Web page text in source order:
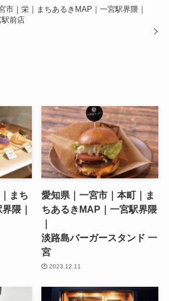
市｜栄｜まちあるきMAP｜一宮駅界隈｜
前店
まち
隈｜
愛知県｜一宮市｜本町｜ま
ちあるきMAP｜一宮駅界隈
｜
淡路島バーガースタンド 一
宮
2023.12.11